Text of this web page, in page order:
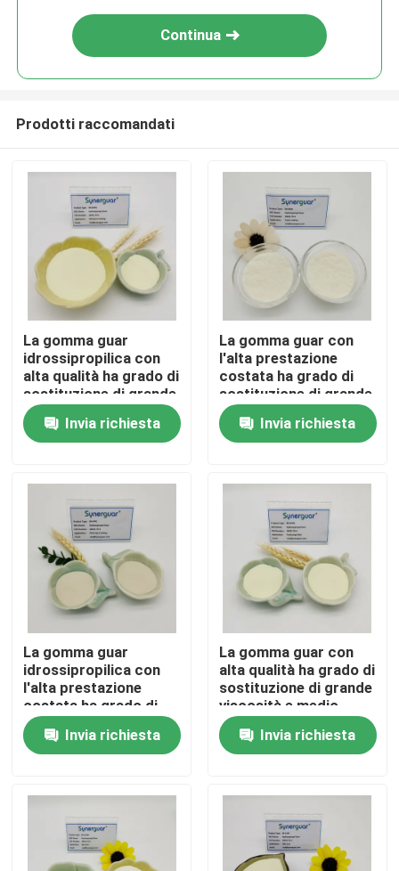
Casa
Prodotti
Su di noi
Visita alla fabbrica
Controllo della qualità
Contattaci
Notizia
Chiedi un preventivo
Continua
Prodotti raccomandati
La gomma guar
idrossipropilica con
alta qualità ha grado di
sostituzione di grande
viscosità e medio
eccellente per olio
Fracking
Invia richiesta
La gomma guar con
l'alta prestazione
costata ha grado di
sostituzione di grande
viscosità e basso per
la fabbricazione della
carta
Invia richiesta
La gomma guar
idrossipropilica con
l'alta prestazione
costata ha grado di
sostituzione di grande
viscosità e medio per
olio Fracking
Invia richiesta
La gomma guar con
alta qualità ha grado di
sostituzione di grande
viscosità e medio
eccellente per la
frattura del liquido
Invia richiesta